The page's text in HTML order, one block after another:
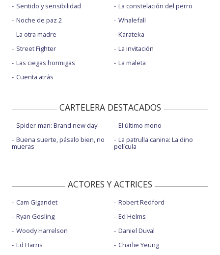
Sentido y sensibilidad
Noche de paz 2
La otra madre
Street Fighter
Las ciegas hormigas
Cuenta atrás
La constelación del perro
Whalefall
Karateka
La invitación
La maleta
CARTELERA DESTACADOS
Spider-man: Brand new day
Buena suerte, pásalo bien, no
mueras
El último mono
La patrulla canina: La dino
película
ACTORES Y ACTRICES
Cam Gigandet
Ryan Gosling
Woody Harrelson
Ed Harris
Robert Redford
Ed Helms
Daniel Duval
Charlie Yeung